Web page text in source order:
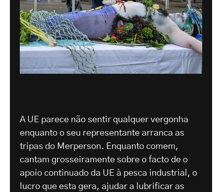
A UE parece não sentir qualquer vergonha
enquanto o seu representante arranca as
tripas do Merperson. Enquanto comem,
cantam grosseiramente sobre o facto de o
apoio continuado da UE à pesca industrial, o
lucro que esta gera, ajudar a lubrificar as